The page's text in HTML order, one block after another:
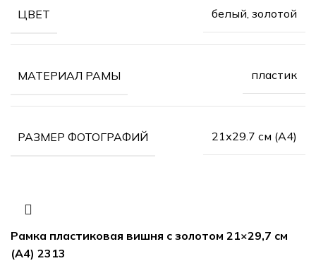
ЦВЕТ белый, золотой
МАТЕРИАЛ РАМЫ пластик
РАЗМЕР ФОТОГРАФИЙ 21х29.7 см (А4)
Рамка пластиковая вишня с золотом 21×29,7 см
(А4) 2313